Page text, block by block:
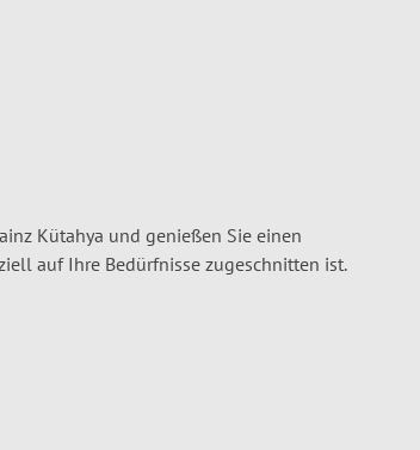
Kütahya und genießen Sie einen
auf Ihre Bedürfnisse zugeschnitten ist.